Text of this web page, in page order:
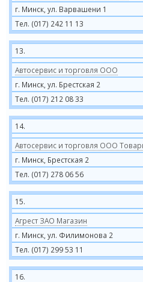
г. Минск, ул. Варвашени 1
Тел. (017) 242 11 13
13.
Автосервис и торговля ООО
г. Минск, ул. Брестская 2
Тел. (017) 212 08 33
14.
Автосервис и торговля ООО
г. Минск, Брестская 2
Тел. (017) 278 06 56
15.
Агрест ЗАО Магазин
г. Минск, ул. Филимонова 2
Тел. (017) 299 53 11
16.